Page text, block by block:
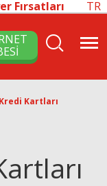
Fırsatları TR
Kartları